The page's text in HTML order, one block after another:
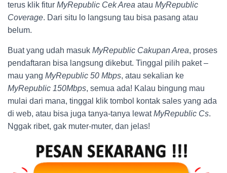
terus klik fitur MyRepublic Cek Area atau MyRepublic
Coverage. Dari situ lo langsung tau bisa pasang atau
belum.
Buat yang udah masuk MyRepublic Cakupan Area, proses
pendaftaran bisa langsung dikebut. Tinggal pilih paket –
mau yang MyRepublic 50 Mbps, atau sekalian ke
MyRepublic 150Mbps, semua ada! Kalau bingung mau
mulai dari mana, tinggal klik tombol kontak sales yang ada
di web, atau bisa juga tanya-tanya lewatMyRepublic Cs.
Nggak ribet, gak muter-muter, dan jelas!